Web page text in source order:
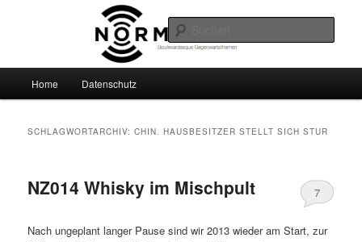
Normalzeit
Boulevardesque Gegenwartsthemen
Home Datenschutz
SCHLAGWORTARCHIV:CHIN. HAUSBESITZER STELLT SICH STUR
NZ014 Whisky im Mischpult 7
Nach ungeplant langer Pause sind wir 2013 wieder am Start, zur